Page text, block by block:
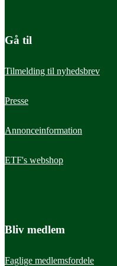
amj@etf.dk
Gå til
Tilmelding til nyhedsbrev
Presse
Annonceinformation
ETF's webshop
Bliv medlem
Faglige medlemsfordele